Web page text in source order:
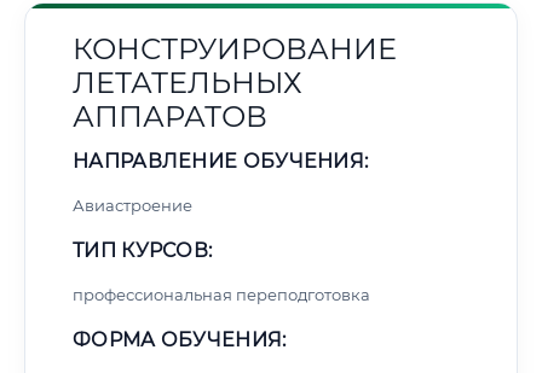
КОНСТРУИРОВАНИЕ
ЛЕТАТЕЛЬНЫХ
АППАРАТОВ
НАПРАВЛЕНИЕ ОБУЧЕНИЯ:
Авиастроение
ТИП КУРСОВ:
профессиональная переподготовка
ФОРМА ОБУЧЕНИЯ: